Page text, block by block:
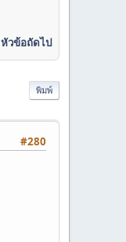
หัวข้อถัดไป
พิมพ์
#280